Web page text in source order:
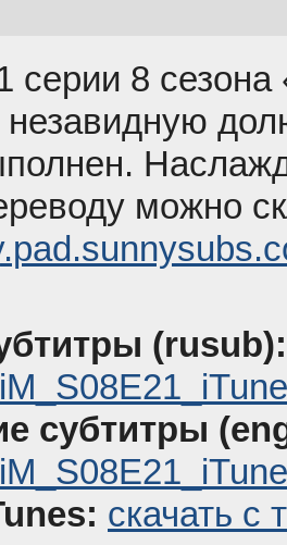
серии 8
незавидную
можно
(rusub):
субтитры
скачать с